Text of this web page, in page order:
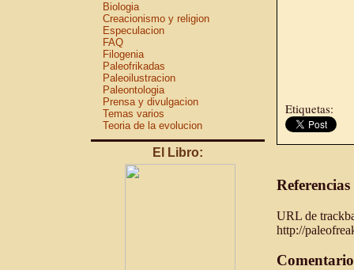
Biologia
Creacionismo y religion
Especulacion
FAQ
Filogenia
Paleofrikadas
Paleoilustracion
Paleontologia
Prensa y divulgacion
Temas varios
Teoria de la evolucion
El Libro:
Etiquetas:
URL de
http://